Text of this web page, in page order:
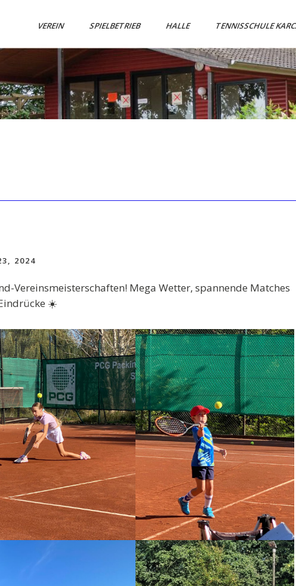
VEREIN SPIELBETRIEB HALLE TENNISSCHULE
2024
Vereinsmeisterschaften! Mega Wetter, spannende Matches
☀️